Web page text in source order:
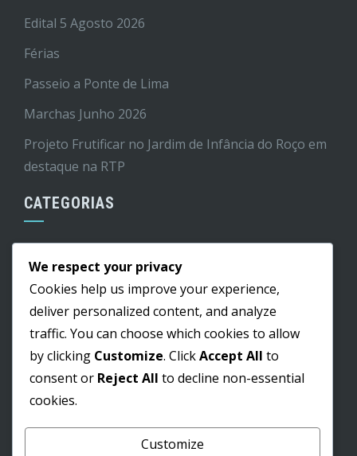
Edital 5 Agosto 2026
Férias
Passeio a Ponte de Lima
Marchas Junho 2026
Projeto Frutificar no Jardim de Infância do Roço em
destaque na RTP
CATEGORIAS
Cultura
Educação
Informação
Lazer
Obras
Saúde
We respect your privacy
Cookies help us improve your experience,
deliver personalized content, and analyze
traffic. You can choose which cookies to allow
by clicking Customize. ClickAccept All to
consent or Reject All to decline non-essential
cookies.
Customize